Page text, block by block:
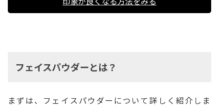
フェイスパウダーとは？
まずは、フェイスパウダーについて詳しく紹介しま